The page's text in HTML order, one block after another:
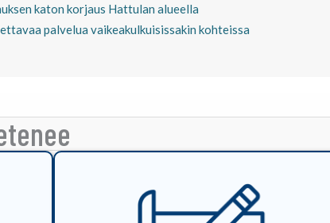
katon korjaus Hattulan alueella
palvelua vaikeakulkuisissakin kohteissa